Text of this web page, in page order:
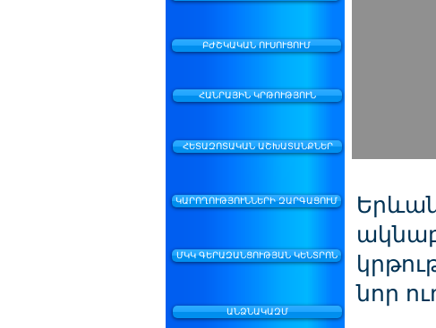
նոր
ՄԿԿ ԳԵՐԱԶԱՆՑՈՒԹՅԱՆ ԿԵՆՏՐՈՆ
ԲԺՇԿԱԿԱՆ ՈՒՍՈՒՑՈՒՄ
ԿԱՐՈՂՈՒԹՅՈՒՆՆԵՐԻ ԶԱՐԳԱՑՈՒՄ
ՀԵՏԱԶՈՏԱԿԱՆ ԱՇԽԱՏԱՆՔՆԵՐ
ՀԱՆՐԱՅԻՆ ԿՐԹՈՒԹՅՈՒՆ
ԱՆՁՆԱԿԱԶՄ